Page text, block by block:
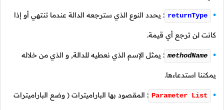
returnType : يحدد النوع الذي سترجعه الدالة عندما تنتهي أو إذا
كانت لن ترجع أي قيمة.
methodName : يمثل الإسم الذي نعطيه للدالة, و الذي من خلاله
يمكننا استدعاءها.
Parameter List : المقصود بها الباراميترات ( وضع الباراميترات